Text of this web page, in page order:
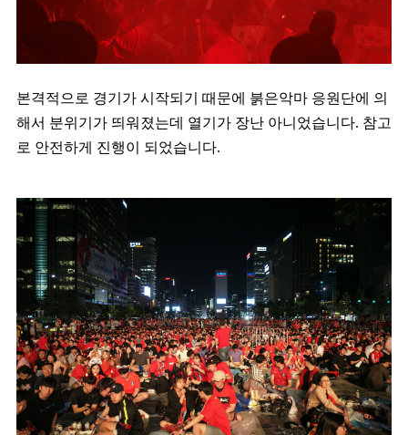
본격적으로 경기가 시작되기 때문에 붉은악마 응원단에 의
해서 분위기가 띄워졌는데 열기가 장난 아니었습니다. 참고
로 안전하게 진행이 되었습니다.